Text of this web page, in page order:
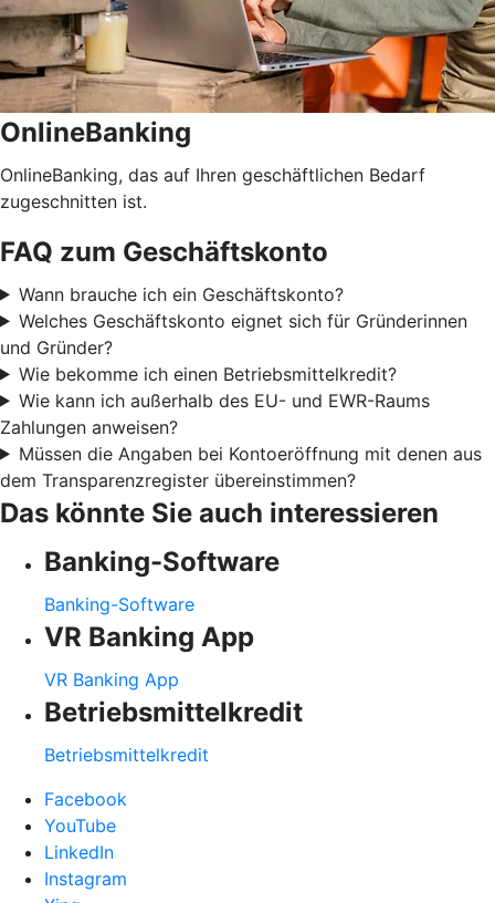
OnlineBanking
OnlineBanking, das auf Ihren geschäftlichen Bedarf
zugeschnitten ist.
FAQ zum Geschäftskonto
Wann brauche ich ein Geschäftskonto?
Welches Geschäftskonto eignet sich für Gründerinnen
und Gründer?
Wie bekomme ich einen Betriebsmittelkredit?
Wie kann ich außerhalb des EU- und EWR-Raums
Zahlungen anweisen?
Müssen die Angaben bei Kontoeröffnung mit denen aus
dem Transparenzregister übereinstimmen?
Das könnte Sie auch interessieren
Banking-Software
Banking-Software
VR Banking App
VR Banking App
Betriebsmittelkredit
Betriebsmittelkredit
Facebook
YouTube
LinkedIn
Instagram